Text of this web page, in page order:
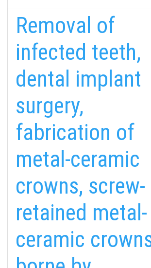
Removal of
infected teeth,
dental implant
surgery,
fabrication of
metal-ceramic
crowns, screw-
retained metal-
ceramic